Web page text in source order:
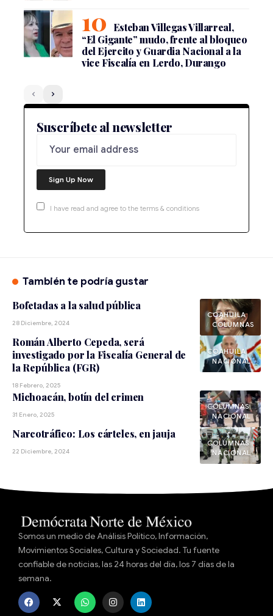
Esteban Villegas Villarreal,
“El Gigante” mudo, frente al bloqueo
del Ejercito y Guardia Nacional a la
vice Fiscalía en Lerdo, Durango
Suscríbete al newsletter
I have read and agree to the terms & conditions
También te podría gustar
COAHUILA
Bofetadas a la salud pública
28 Diciembre, 2024
COAHUILA
NACIONAL
Román Alberto Cepeda, será
investigado por la Fiscalía General de
la República (FGR)
18 Febrero, 2025
COLUMNAS‏
NACIONAL
Michoacán, botín del crimen
31 Enero, 2025
COLUMNAS‏
NACIONAL
Narcotráfico: Los cárteles, en jauja
22 Diciembre, 2024
Somos un medio de Análisis Político, Información,
Movimientos Sociales, Cultura y Sociedad. Tu fuente
confiable de noticias, las 24 horas del día, los 7 días de la
semana.